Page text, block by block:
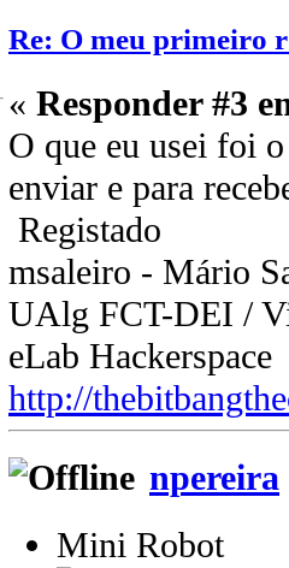
Re: O meu primeiro
« Responder #3
O que eu usei foi
enviar e para
Registado
msaleiro - Mário
UAlg FCT-DEI /
eLab Hackerspace
http://
npereira
Mini Robot